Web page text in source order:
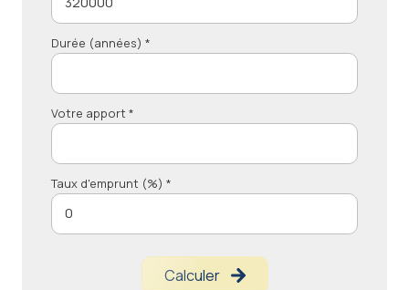
Durée (années) *
Votre apport *
Taux d'emprunt (%) *
Calculer